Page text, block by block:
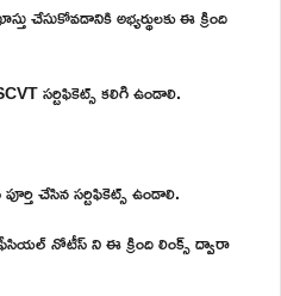
చేసుకోవడానికి అభ్యర్థులకు ఈ క్రింది
సర్టిఫికెట్స్ కలిగి ఉండాలి.
చేసిన సర్టిఫికెట్స్ ఉండాలి.
నోటీస్ ని ఈ క్రింది లింక్స్ ద్వారా